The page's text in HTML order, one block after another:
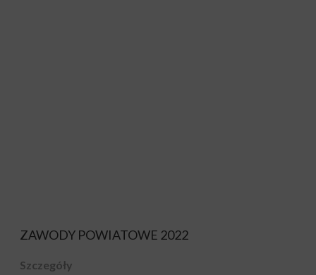
ZAWODY POWIATOWE 2022
Szczegóły